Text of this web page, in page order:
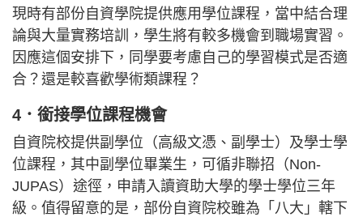
現時有部份自資學院提供應用學位課程，當中結合理
論與大量實務培訓，學生將有較多機會到職場實習。
因應這個安排下，同學要考慮自己的學習模式是否適
合？還是較喜歡學術類課程？
4．銜接學位課程機會
自資院校提供副學位（高級文憑、副學士）及學士學
位課程，其中副學位畢業生，可循非聯招（Non-
JUPAS）途徑，申請入讀資助大學的學士學位三年
級。值得留意的是，部份自資院校雖為「八大」轄下